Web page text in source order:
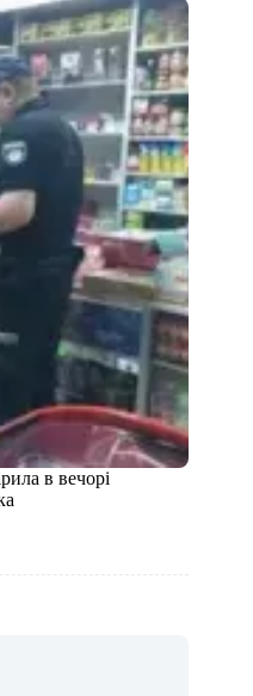
в вечорі